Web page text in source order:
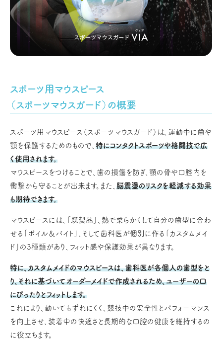
スポーツ用マウスピース
（スポーツマウスガード）の概要
スポーツ用マウスピース（スポーツマウスガード）は、運動中に歯や
顎を保護するためのもので、 特にコンタクトスポーツや格闘技で広
く使用されます。
マウスピースをつけることで、歯の損傷を防ぎ、顎の骨や口腔内を
衝撃から守ることが出来ます。また、 脳震盪のリスクを軽減する効果
も期待できます。
マウスピースには、「既製品」、熱で柔らかくして自分の歯型に合わ
せる「ボイル＆バイト」、そして歯科医が個別に作る「カスタムメイ
ド」の3種類があり、フィット感や保護効果が異なります。
特に、カスタムメイドのマウスピースは、歯科医が各個人の歯型をと
り、それに基づいてオーダーメイドで作成されるため、ユーザーの口
にぴったりとフィットします。
これにより、動いてもずれにくく、競技中の安全性とパフォーマンス
を向上させ、装着中の快適さと長期的な口腔の健康を維持するの
に役立ちます。